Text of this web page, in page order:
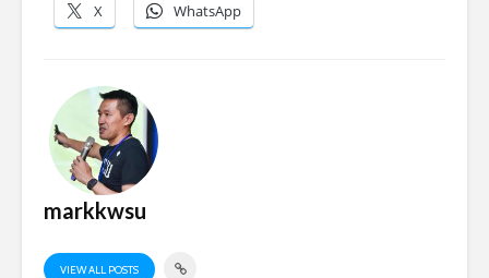
X WhatsApp
markkwsu
VIEW ALL POSTS